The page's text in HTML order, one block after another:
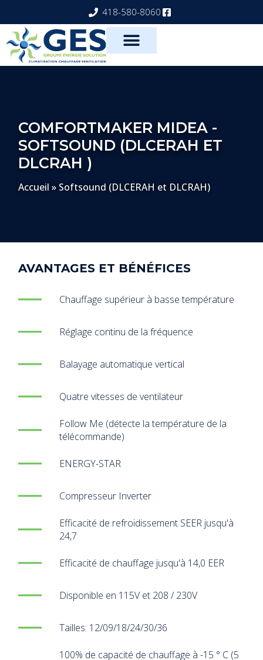
418-580-8060
COMFORTMAKER MIDEA -
SOFTSOUND (DLCERAH ET
DLCRAH )
Accueil » Softsound (DLCERAH et DLCRAH)
AVANTAGES ET BÉNÉFICES
Chauffage supérieur à basse température
Réglage continu de la fréquence
Balayage automatique vertical
Quatre vitesses de ventilateur
Follow Me (détecte la température de la
télécommande)
ENERGY-STAR
Compresseur Inverter
Efficacité de refroidissement SEER jusqu'à
24,7
Efficacité de chauffage jusqu'à 14,0 EER
Disponible en 115V et 208 / 230V
Tailles: 12/09/18/24/30/36
100% de capacité de chauffage à -15 ° C (5